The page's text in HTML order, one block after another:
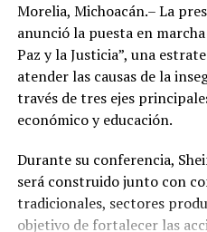
millones 671 mil 425 pesos,
sola exhibición.
Sin embargo, al hacer una
zona, se encontró que, en
mil 425 pesos que pagó, el
Un año después, el 21 de
Fraccionamiento
Morelia, Michoacán.– La
anunció la puesta en
Paz y la Justicia”, una
atender las causas de la
través de tres ejes
económico y educación.
Durante su conferencia,
será construido junto con
tradicionales, sectores
objetivo de fortalecer las